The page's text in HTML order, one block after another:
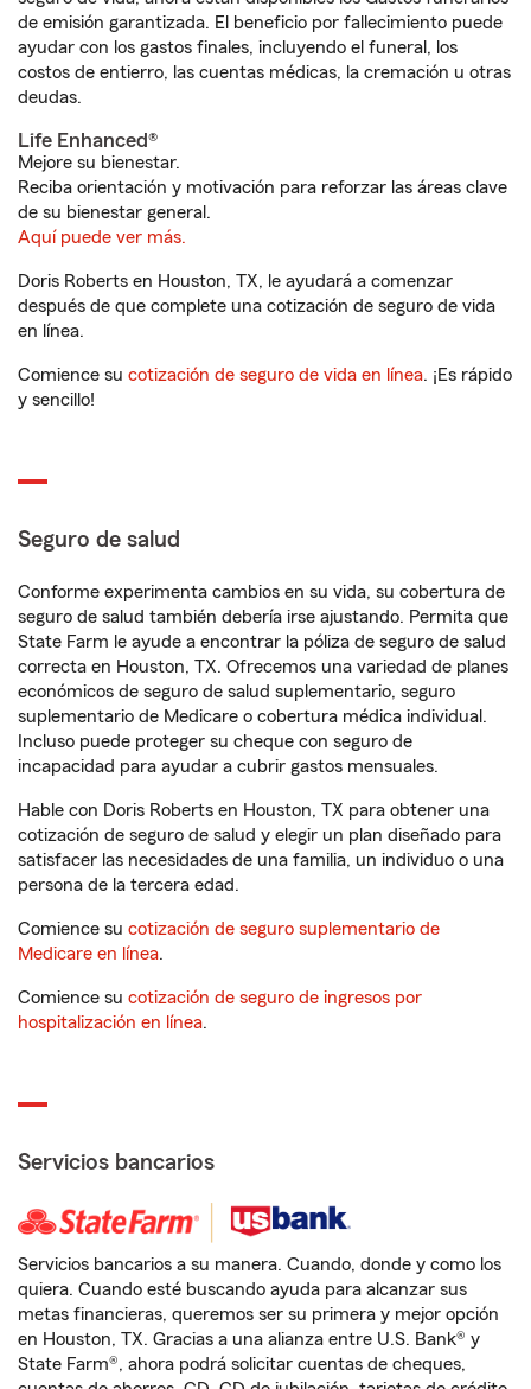
de emisión garantizada. El beneficio por fallecimiento puede
ayudar con los gastos finales, incluyendo el funeral, los
costos de entierro, las cuentas médicas, la cremación u otras
deudas.
Life Enhanced®
Mejore su bienestar.
Reciba orientación y motivación para reforzar las áreas clave
de su bienestar general.
Aquí puede ver más.
Doris Roberts en Houston, TX, le ayudará a comenzar
después de que complete una cotización de seguro de vida
en línea.
Comience su cotización de seguro de vida en línea. ¡Es rápido
y sencillo!
Seguro de salud
Conforme experimenta cambios en su vida, su cobertura de
seguro de salud también debería irse ajustando. Permita que
State Farm le ayude a encontrar la póliza de seguro de salud
correcta en Houston, TX. Ofrecemos una variedad de planes
económicos de seguro de salud suplementario, seguro
suplementario de Medicare o cobertura médica individual.
Incluso puede proteger su cheque con seguro de
incapacidad para ayudar a cubrir gastos mensuales.
Hable con Doris Roberts en Houston, TX para obtener una
cotización de seguro de salud y elegir un plan diseñado para
satisfacer las necesidades de una familia, un individuo o una
persona de la tercera edad.
Comience su cotización de seguro suplementario de
Medicare en línea.
Comience su cotización de seguro de ingresos por
hospitalización en línea.
Servicios bancarios
Servicios bancarios a su manera. Cuando, donde y como los
quiera. Cuando esté buscando ayuda para alcanzar sus
metas financieras, queremos ser su primera y mejor opción
en Houston, TX. Gracias a una alianza entre U.S. Bank® y
State Farm®, ahora podrá solicitar cuentas de cheques,